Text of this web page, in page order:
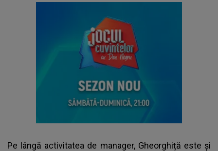
Pe lângă activitatea de manager, Gheorghiță este și